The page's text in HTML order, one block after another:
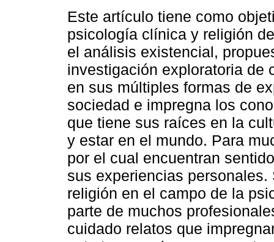
Este artículo tiene como
psicología clínica y religión
el análisis existencial,
investigación exploratoria de
en sus múltiples formas de
sociedad e impregna los
que tiene sus raíces en la
y estar en el mundo. Para
por el cual encuentran
sus experiencias
religión en el campo de la
parte de muchos
cuidado relatos que